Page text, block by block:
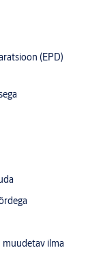
(EPD)
muudetav ilma